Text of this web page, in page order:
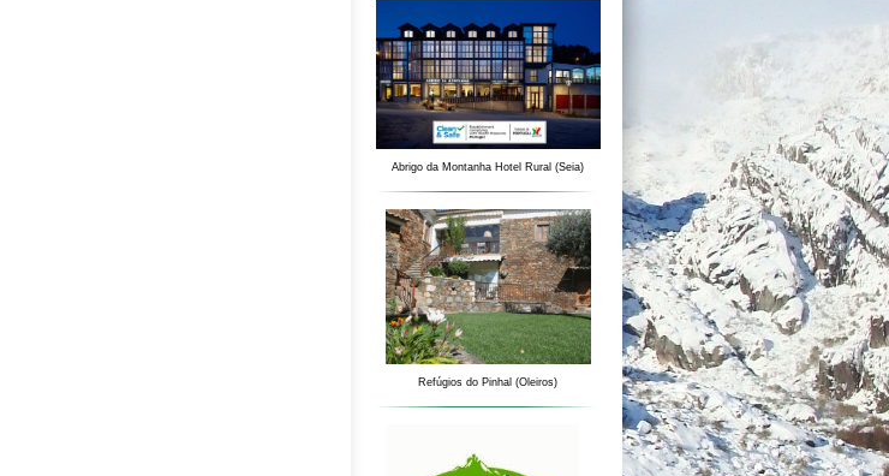
Abrigo da Montanha Hotel Rural (Seia)
Refúgios do Pinhal (Oleiros)